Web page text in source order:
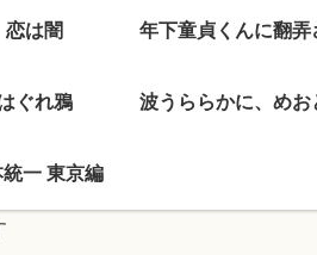
恋は闇
ぐれ鴉
統一 東京編